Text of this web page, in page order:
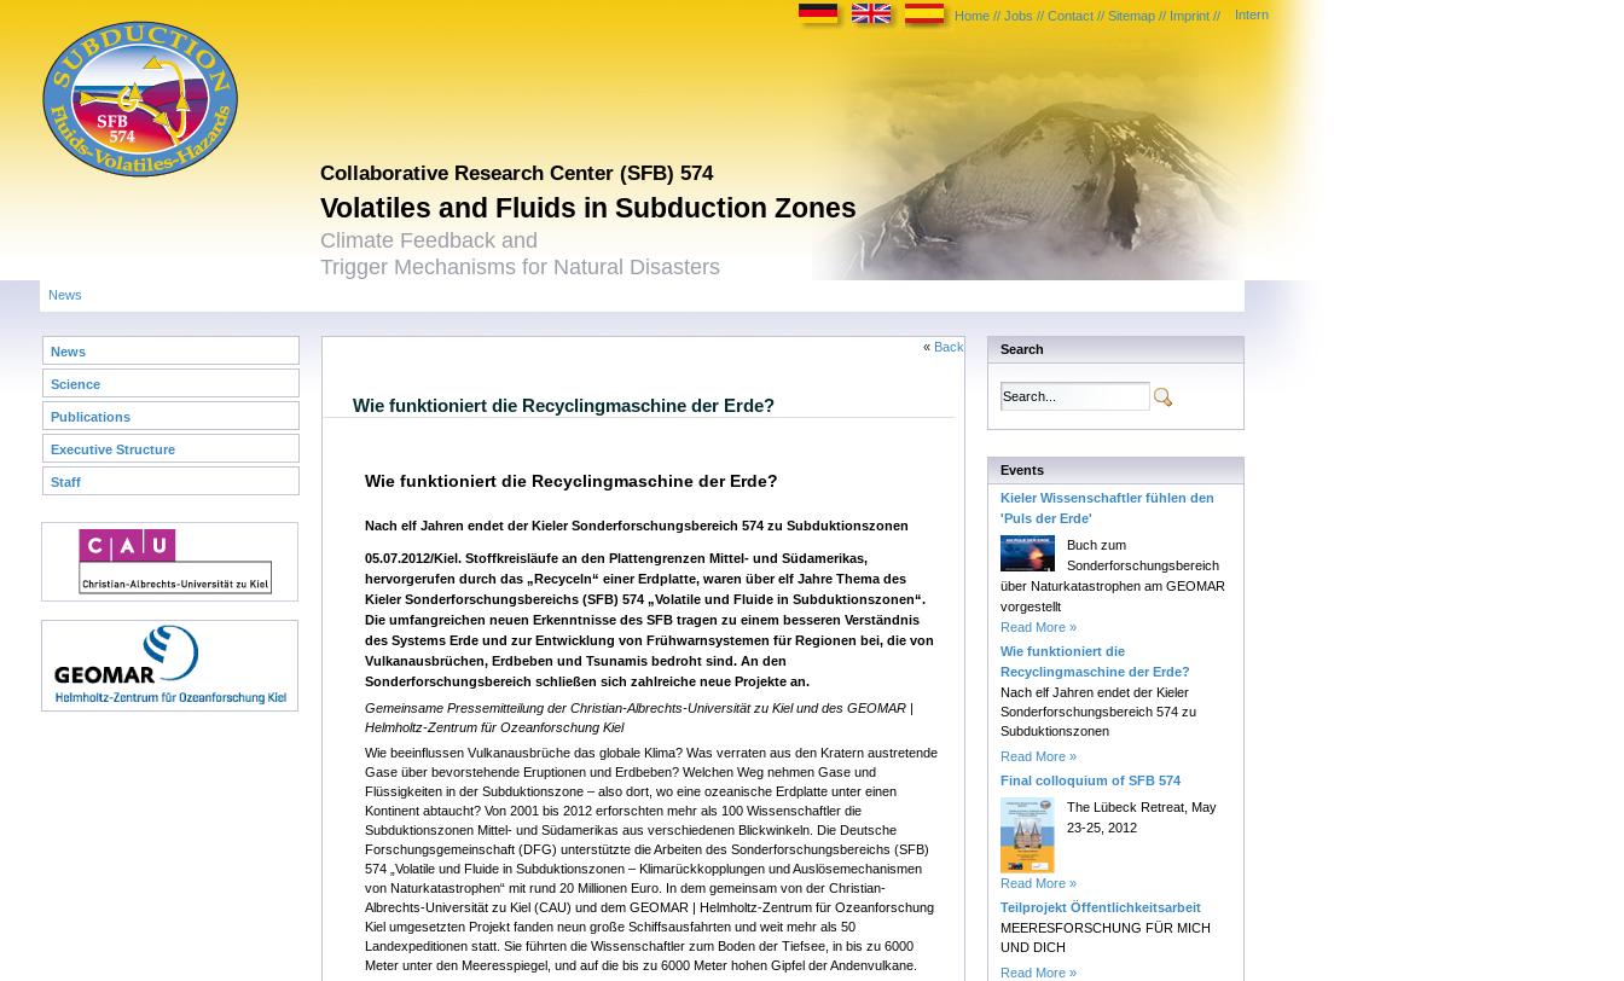
Intern
Home // Jobs // Contact // Sitemap // Imprint //
Collaborative Research Center (SFB) 574
Volatiles and Fluids in Subduction Zones
Climate Feedback and
Trigger Mechanisms for Natural Disasters
News
News
Science
Publications
Executive Structure
Staff
« Back
Wie funktioniert die Recyclingmaschine der Erde?
Wie funktioniert die Recyclingmaschine der Erde?
Nach elf Jahren endet der Kieler Sonderforschungsbereich 574 zu Subduktionszonen
05.07.2012/Kiel. Stoffkreisläufe an den Plattengrenzen Mittel- und Südamerikas,
hervorgerufen durch das „Recyceln“ einer Erdplatte, waren über elf Jahre Thema des
Kieler Sonderforschungsbereichs (SFB) 574 „Volatile und Fluide in Subduktionszonen“.
Die umfangreichen neuen Erkenntnisse des SFB tragen zu einem besseren Verständnis
des Systems Erde und zur Entwicklung von Frühwarnsystemen für Regionen bei, die von
Vulkanausbrüchen, Erdbeben und Tsunamis bedroht sind. An den
Sonderforschungsbereich schließen sich zahlreiche neue Projekte an.
Gemeinsame Pressemitteilung der Christian-Albrechts-Universität zu Kiel und des GEOMAR |
Helmholtz-Zentrum für Ozeanforschung Kiel
Wie beeinflussen Vulkanausbrüche das globale Klima? Was verraten aus den Kratern austretende
Gase über bevorstehende Eruptionen und Erdbeben? Welchen Weg nehmen Gase und
Flüssigkeiten in der Subduktionszone – also dort, wo eine ozeanische Erdplatte unter einen
Kontinent abtaucht? Von 2001 bis 2012 erforschten mehr als 100 Wissenschaftler die
Subduktionszonen Mittel- und Südamerikas aus verschiedenen Blickwinkeln. Die Deutsche
Forschungsgemeinschaft (DFG) unterstützte die Arbeiten des Sonderforschungsbereichs (SFB)
574 „Volatile und Fluide in Subduktionszonen – Klimarückkopplungen und Auslösemechanismen
von Naturkatastrophen“ mit rund 20 Millionen Euro. In dem gemeinsam von der Christian-
Albrechts-Universität zu Kiel (CAU) und dem GEOMAR | Helmholtz-Zentrum für Ozeanforschung
Kiel umgesetzten Projekt fanden neun große Schiffsausfahrten und weit mehr als 50
Landexpeditionen statt. Sie führten die Wissenschaftler zum Boden der Tiefsee, in bis zu 6000
Meter unter den Meeresspiegel, und auf die bis zu 6000 Meter hohen Gipfel der Andenvulkane.
Search
Events
Kieler Wissenschaftler fühlen den
'Puls der Erde'
Buch zum
Sonderforschungsbereich
über Naturkatastrophen am GEOMAR
vorgestellt
Read More »
Wie funktioniert die
Recyclingmaschine der Erde?
Nach elf Jahren endet der Kieler
Sonderforschungsbereich 574 zu
Subduktionszonen
Read More »
Final colloquium of SFB 574
The Lübeck Retreat, May
23-25, 2012
Read More »
Teilprojekt Öffentlichkeitsarbeit
MEERESFORSCHUNG FÜR MICH
UND DICH
Read More »